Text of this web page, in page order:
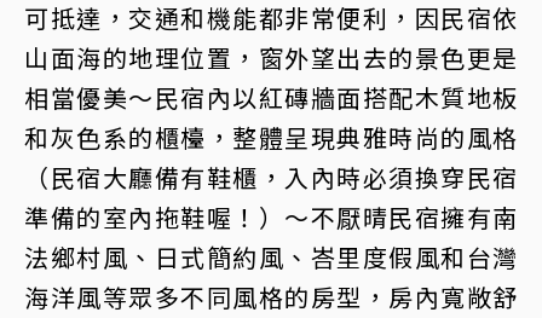
可抵達，交通和機能都非常便利，因民宿依
山面海的地理位置，窗外望出去的景色更是
相當優美～民宿內以紅磚牆面搭配木質地板
和灰色系的櫃檯，整體呈現典雅時尚的風格
（民宿大廳備有鞋櫃，入內時必須換穿民宿
準備的室內拖鞋喔！）～不厭晴民宿擁有南
法鄉村風、日式簡約風、峇里度假風和台灣
海洋風等眾多不同風格的房型，房內寬敞舒